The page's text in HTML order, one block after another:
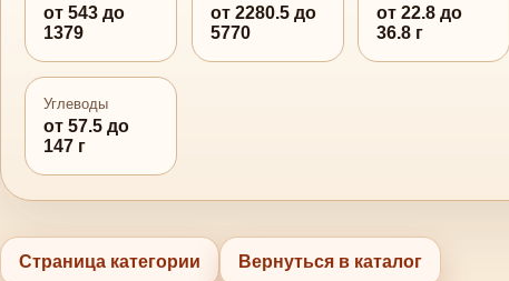
от 543 до
1379
от 2280.5 до
5770
от 22.8 до
36.8 г
Углеводы
от 57.5 до
147 г
Страница категории Вернуться в каталог